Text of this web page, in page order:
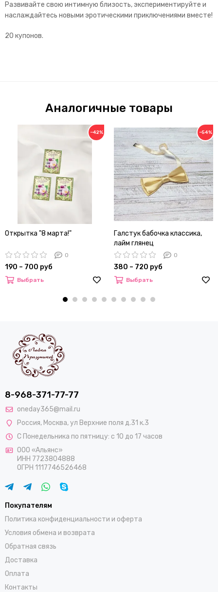
Развивайте свою интимную близость, экспериментируйте и
наслаждайтесь новыми эротическими приключениями вместе!
20 купонов.
Аналогичные товары
−42%
Открытка "8 марта!"
0
190 – 700 руб
Выбрать
−54%
Галстук бабочка классика,
лайм глянец
0
380 – 720 руб
Выбрать
8-968-371-77-77
oneday365@mail.ru
Россия, Москва,ул Верхние поля д.31 к.3
С Понедельника по пятницу: с 10 до 17 часов
ООО «Альянс»
ИНН 7723804888
ОГРН 1117746526468
Покупателям
Политика конфиденциальности и оферта
Условия обмена и возврата
Обратная связь
Доставка
Оплата
Контакты